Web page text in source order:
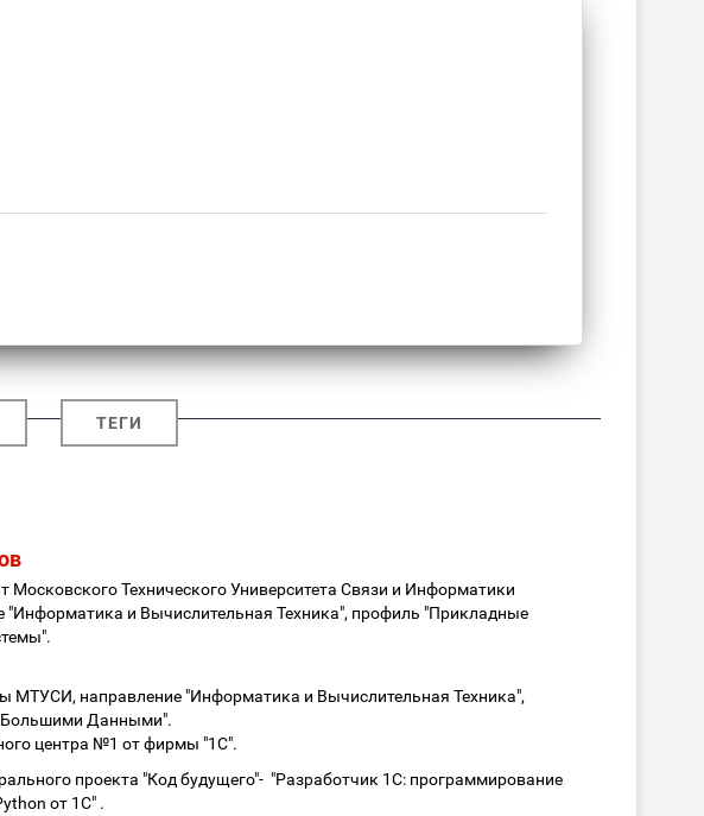
ТЕГИ
Московского Технического Университета Связи и Информатики
и Вычислительная Техника", профиль "Прикладные
МТУСИ, направление "Информатика и Вычислительная Техника",
Большими Данными".
центра №1 от фирмы "1С".
проекта "Код будущего"- "Разработчик 1С: программирование
от 1С" .